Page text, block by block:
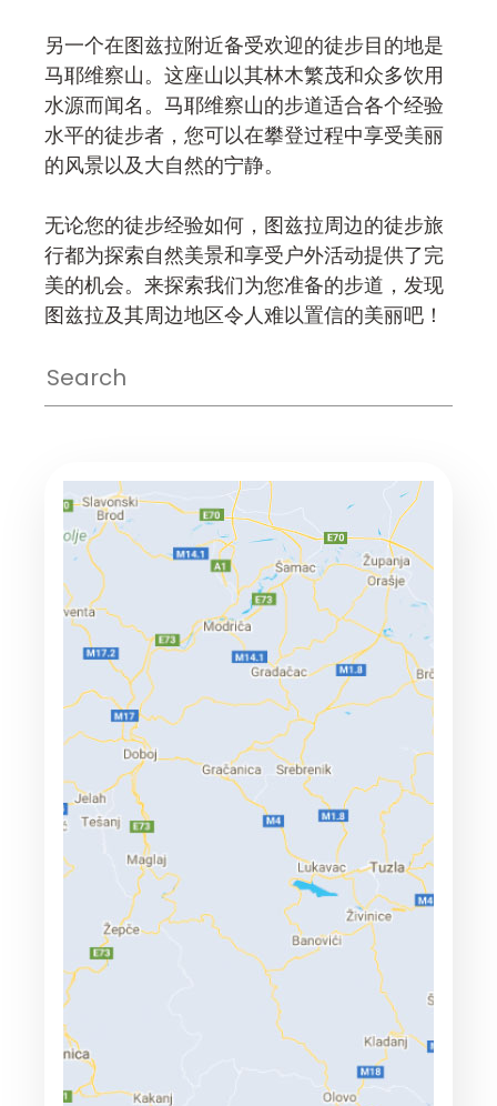
另一个在图兹拉附近备受欢迎的徒步目的地是
马耶维察山。这座山以其林木繁茂和众多饮用
水源而闻名。马耶维察山的步道适合各个经验
水平的徒步者，您可以在攀登过程中享受美丽
的风景以及大自然的宁静。
无论您的徒步经验如何，图兹拉周边的徒步旅
行都为探索自然美景和享受户外活动提供了完
美的机会。来探索我们为您准备的步道，发现
图兹拉及其周边地区令人难以置信的美丽吧！